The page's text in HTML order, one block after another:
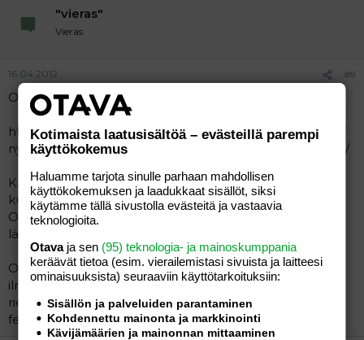
"vieras"
Vieras
16.04.2012 #9
Olet tehnyt tästä jo aloituksen?
http://kaksplus.fi/keskustelu/plussalaiset/mitas-
nyt/2116753-miten-taa-asia-menee-me-myytiin-koira-ja/
Kävitkö silloin hakemassa koiran pois tai tarkistamassa
kunnon?
Olivatko leikkauttaneet silloin kuukausi sitten koiran ja
lähettivätkö kuvat tapauksesta?
Oletko todella noin idiootti ettet pysty asiaa hoitamaan
ilman palstaa vai voiko ihminen oikeasti saada jotain
riemua tekaistessa samasta aiheesta jatkuvasti
feikkialoituksia?
Kotimaista laatusisältöä – evästeillä parempi
käyttökokemus
Haluamme tarjota sinulle parhaan mahdollisen
käyttökokemuksen ja laadukkaat sisällöt, siksi
käytämme tällä sivustolla evästeitä ja vastaavia
teknologioita.
Otavaja sen (95) teknologia- ja mainoskumppania
keräävät tietoa (esim. vierailemis­tasi sivuista ja laitteesi
ominaisuuk­sista) seuraaviin käyttötarkoituksiin:
Sisällön ja palveluiden parantaminen
Kohdennettu mainonta ja markkinointi
Kävijämäärien ja mainonnan mittaaminen